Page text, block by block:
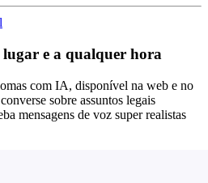
e a qualquer hora
com IA, disponível na web e no
sobre assuntos legais
mensagens de voz super realistas